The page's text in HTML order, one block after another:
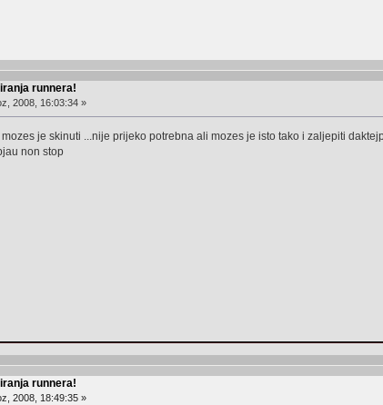
runnera!
2008, 16:03:34 »
je skinuti ...nije prijeko potrebna ali mozes je isto tako i zaljepiti
non stop
runnera!
2008, 18:49:35 »